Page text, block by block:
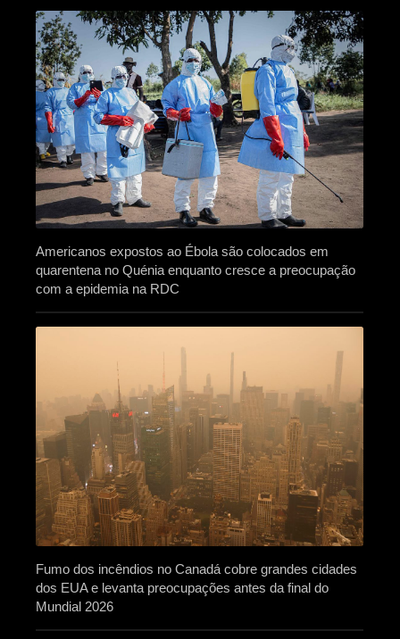
Americanos expostos ao Ébola são colocados em
quarentena no Quénia enquanto cresce a preocupação
com a epidemia na RDC
Fumo dos incêndios no Canadá cobre grandes cidades
dos EUA e levanta preocupações antes da final do
Mundial 2026